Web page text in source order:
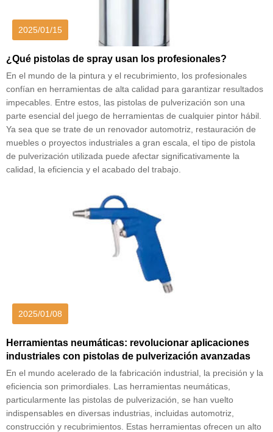
2025/01/15
¿Qué pistolas de spray usan los profesionales?
En el mundo de la pintura y el recubrimiento, los profesionales
confían en herramientas de alta calidad para garantizar resultados
impecables. Entre estos, las pistolas de pulverización son una
parte esencial del juego de herramientas de cualquier pintor hábil.
Ya sea que se trate de un renovador automotriz, restauración de
muebles o proyectos industriales a gran escala, el tipo de pistola
de pulverización utilizada puede afectar significativamente la
calidad, la eficiencia y el acabado del trabajo.
2025/01/08
Herramientas neumáticas: revolucionar aplicaciones
industriales con pistolas de pulverización avanzadas
En el mundo acelerado de la fabricación industrial, la precisión y la
eficiencia son primordiales. Las herramientas neumáticas,
particularmente las pistolas de pulverización, se han vuelto
indispensables en diversas industrias, incluidas automotriz,
construcción y recubrimientos. Estas herramientas ofrecen un alto